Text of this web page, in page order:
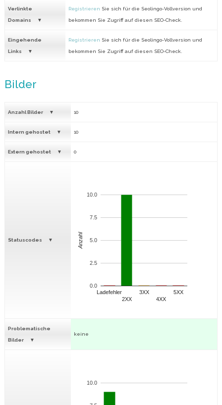
Verlinkte
Domains
Registrieren Sie sich für die Seolingo-Vollversion und
bekommen Sie Zugriff auf diesen SEO-Check.
Eingehende
Links
Registrieren Sie sich für die Seolingo-Vollversion und
bekommen Sie Zugriff auf diesen SEO-Check.
Bilder
Anzahl Bilder 10
Intern gehostet 10
Extern gehostet 0
Statuscodes
Ladefehler
2XX
3XX
4XX
5XX
0.0
2.5
5.0
7.5
10.0
Anzahl
Problematische
Bilder
keine
10.0